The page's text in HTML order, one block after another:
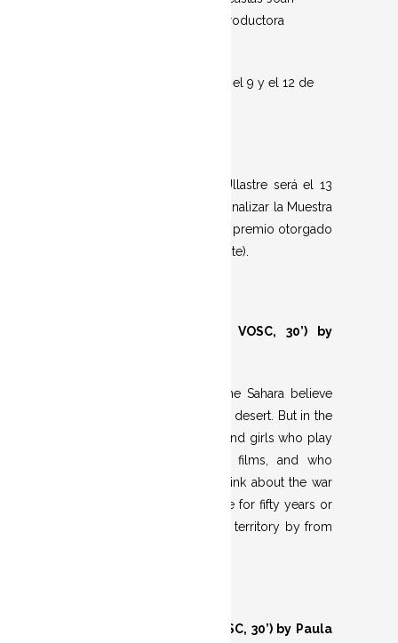
Porcel, Paula Martínez y la productora
·Las proyecciones son entre el 9 y el 12 de
La resolución del Premio Ullastre será el 13
de octubre a las 19.00 h, al finalizar la Muestra
de Cortometraje Balear (con premio otorgado
por parte del público asistente).
(2023, VOSC, 30’) by
Those who do not know the Sahara believe
that there is only sand in the desert. But in the
desert there are also boys and girls who play
and who draw and make films, and who
would like not to have to think about the war
that has been going on there for fifty years or
about the occupation of the territory by from
(2023, VOSC, 30’) by Paula